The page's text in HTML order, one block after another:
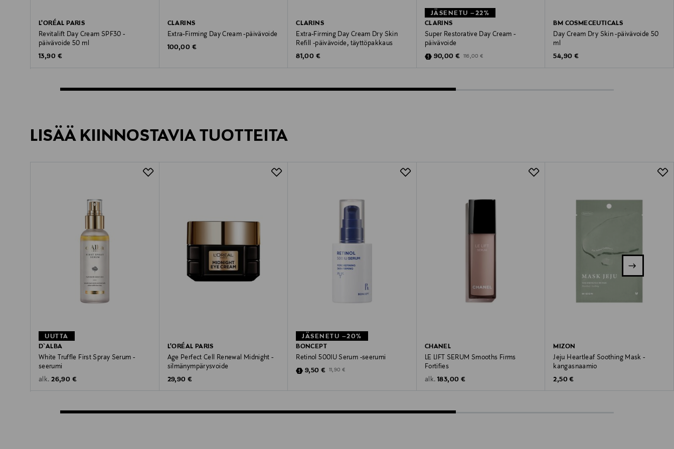
L'ORÉAL PARIS
Revitalift Day Cream SPF30 -
päivävoide 50 ml
Original Price
13,90 €
CLARINS
Extra-Firming Day Cream -päivävoide
Original Price
100,00 €
CLARINS
Extra-Firming Day Cream Dry Skin
Refill -päivävoide, täyttöpakkaus
Original Price
81,00 €
JÄSENETU –22%
CLARINS
Super Restorative Day Cream -
päivävoide
Discounted Price
90,00 € Original Price
116,00 €
BM COSMECEUTICALS
Day Cream Dry Skin -päivävoide 50
ml
Original Price
54,90 €
LISÄÄ KIINNOSTAVIA TUOTTEITA
UUTTA
D`ALBA
White Truffle First Spray Serum -
seerumi
alk. Original Price
26,90 €
L'ORÉAL PARIS
Age Perfect Cell Renewal Midnight -
silmänympärysvoide
Original Price
29,90 €
JÄSENETU –20%
BONCEPT
Retinol 500IU Serum -seerumi
Discounted Price
9,50 € Original Price
11,90 €
CHANEL
LE LIFT SERUM Smooths Firms
Fortifies
alk. Original Price
183,00 €
MIZON
Jeju Heartleaf Soothing Mask -
kangasnaamio
Original Price
2,50 €